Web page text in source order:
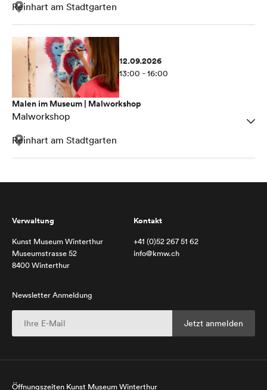
Reinhart am Stadtgarten
12.09.2026
13:00 - 16:00
Malen im Museum | Malworkshop
Malworkshop
Reinhart am Stadtgarten
Verwaltung
Kunst Museum Winterthur
Museumstrasse 52
8400 Winterthur
Kontakt
+41 (0)52 267 51 62
info@kmw.ch
Newsletter Anmeldung
Öffnungszeiten Kunst Museum Winterthur